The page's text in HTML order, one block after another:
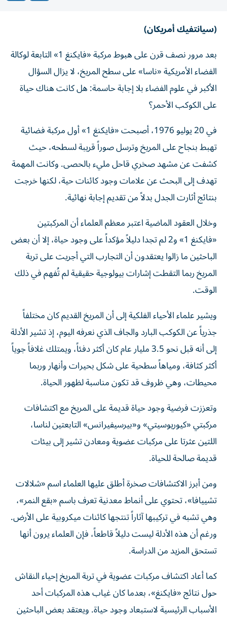
(سيانتفيك أمريكان)
بعد مرور نصف قرن على هبوط مركبة «فايكنغ 1» التابعة لوكالة
الفضاء الأمريكية «ناسا» على سطح المريخ، لا يزال السؤال
الأكبر في علوم الفضاء بلا إجابة حاسمة: هل كانت هناك حياة
على الكوكب الأحمر؟
في 20 يوليو 1976، أصبحت «فايكنغ 1» أول مركبة فضائية
تهبط بنجاح على المريخ وترسل صوراً قريبة لسطحه، حيث
كشفت عن مشهد صخري قاحل مليء بالحصى. وكانت المهمة
تهدف إلى البحث عن علامات وجود كائنات حية، لكنها خرجت
بنتائج أثارت الجدل بدلاً من تقديم إجابة نهائية.
وخلال العقود الماضية اعتبر معظم العلماء أن المركبتين
«فايكنغ 1» و2 لم تجدا دليلاً مؤكداً على وجود حياة، إلا أن بعض
الباحثين ما زالوا يعتقدون أن التجارب التي أجريت على تربة
المريخ ربما التقطت إشارات بيولوجية حقيقية لم تُفهم في ذلك
الوقت.
ويشير علماء الأحياء الفلكية إلى أن المريخ القديم كان مختلفاً
جذرياً عن الكوكب البارد والجاف الذي نعرفه اليوم، إذ تشير الأدلة
إلى أنه قبل نحو 3.5 مليار عام كان أكثر دفئاً، ويمتلك غلافاً جوياً
أكثر كثافة، ومياهاً سطحية على شكل بحيرات وأنهار وربما
محيطات، وهي ظروف قد تكون مناسبة لظهور الحياة.
وتعززت فرضية وجود حياة قديمة على المريخ مع اكتشافات
مركبتي «كيوريوسيتي» و«بيرسيفيرانس» التابعتين لناسا،
اللتين عثرتا على مركبات عضوية ومعادن تشير إلى بيئات
قديمة صالحة للحياة.
ومن أبرز الاكتشافات صخرة أطلق عليها العلماء اسم «شلالات
تشييافا»، تحتوي على أنماط معدنية تعرف باسم «بقع النمر»،
وهي تشبه في تركيبها آثاراً تنتجها كائنات ميكروبية على الأرض.
ورغم أن هذه الأدلة ليست دليلاً قاطعاً، فإن العلماء يرون أنها
تستحق المزيد من الدراسة.
كما أعاد اكتشاف مركبات عضوية في تربة المريخ إحياء النقاش
حول نتائج «فايكنغ»، بعدما كان غياب هذه المركبات أحد
الأسباب الرئيسية لاستبعاد وجود حياة. ويعتقد بعض الباحثين